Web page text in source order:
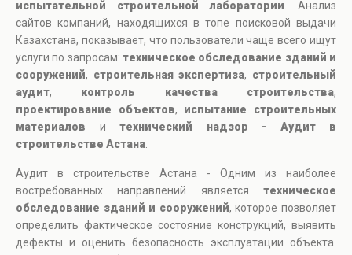
испытательной строительной лаборатории . Анализ
сайтов компаний, находящихся в топе поисковой выдачи
Казахстана, показывает, что пользователи чаще всего ищут
услуги по запросам: техническое обследование зданий и
сооружений, строительная экспертиза, строительный
аудит, контроль качества строительства,
проектирование объектов, испытание строительных
материалов и технический надзор - Аудит в
строительстве Астана
Аудит в строительстве Астана - Одним из наиболее
востребованных направлений является техническое
обследование зданий и сооружений, которое позволяет
определить фактическое состояние конструкций, выявить
дефекты и оценить безопасность эксплуатации объекта.